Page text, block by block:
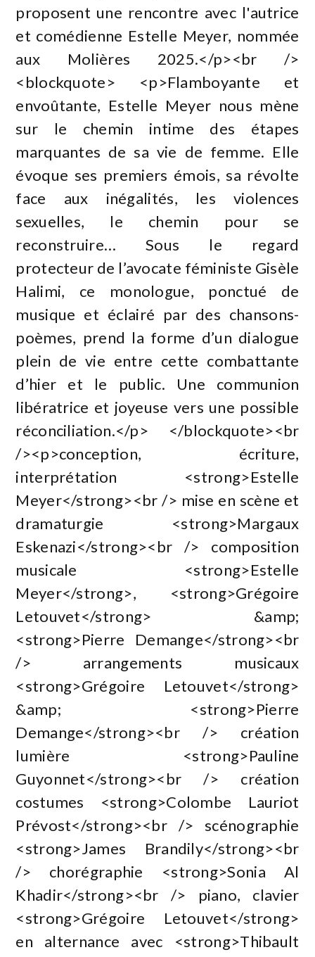
proposent une rencontre avec l'autrice
et comédienne Estelle Meyer, nommée
aux Molières 2025.</p><br />
<blockquote> <p>Flamboyante et
envoûtante, Estelle Meyer nous mène
sur le chemin intime des étapes
marquantes de sa vie de femme. Elle
évoque ses premiers émois, sa révolte
face aux inégalités, les violences
sexuelles, le chemin pour se
reconstruire… Sous le regard
protecteur de l’avocate féministe Gisèle
Halimi, ce monologue, ponctué de
musique et éclairé par des chansons-
poèmes, prend la forme d’un dialogue
plein de vie entre cette combattante
d’hier et le public. Une communion
libératrice et joyeuse vers une possible
réconciliation.</p> </blockquote><br
/><p>conception, écriture,
interprétation <strong>Estelle
Meyer</strong><br /> mise en scène et
dramaturgie <strong>Margaux
Eskenazi</strong><br /> composition
musicale <strong>Estelle
Meyer</strong>, <strong>Grégoire
Letouvet</strong> &amp;
<strong>Pierre Demange</strong><br
/> arrangements musicaux
<strong>Grégoire Letouvet</strong>
&amp; <strong>Pierre
Demange</strong><br /> création
lumière <strong>Pauline
Guyonnet</strong><br /> création
costumes <strong>Colombe Lauriot
Prévost</strong><br /> scénographie
<strong>James Brandily</strong><br
/> chorégraphie <strong>Sonia Al
Khadir</strong><br /> piano, clavier
<strong>Grégoire Letouvet</strong>
en alternance avec <strong>Thibault